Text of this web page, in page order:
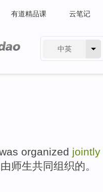
有道精品课 云笔记
中英
organized jointly
由师生共同组织的。